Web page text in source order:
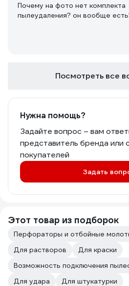
Почему на фото нет комплекта
пылеудаления? он вообще
Посмотреть все
Нужна помощь?
Задайте вопрос – вам
представитель бренда или
покупателей
Задать
Этот товар из подборок
Перфораторы и отбойные
Для растворов
Для краски
Возможность подключения
Для удара
Для штукатурки